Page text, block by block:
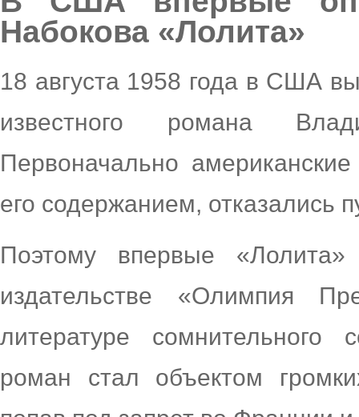
Набокова «Лолита»
18 августа 1958 года в США
известного романа
Первоначально
его содержанием, отказались
Поэтому впервые
издательстве «Олимпия
литературе сомнительного
роман стал объектом